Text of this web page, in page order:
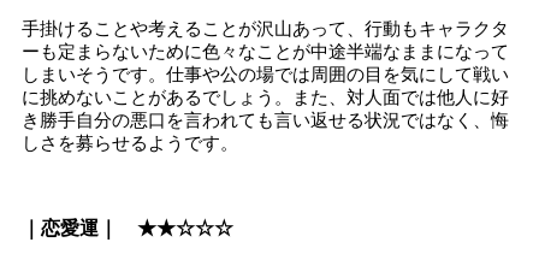
手掛けることや考えることが沢山あって、行動もキャラクタ
ーも定まらないために色々なことが中途半端なままになって
しまいそうです。仕事や公の場では周囲の目を気にして戦い
に挑めないことがあるでしょう。また、対人面では他人に好
き勝手自分の悪口を言われても言い返せる状況ではなく、悔
しさを募らせるようです。
｜恋愛運｜ ★★☆☆☆